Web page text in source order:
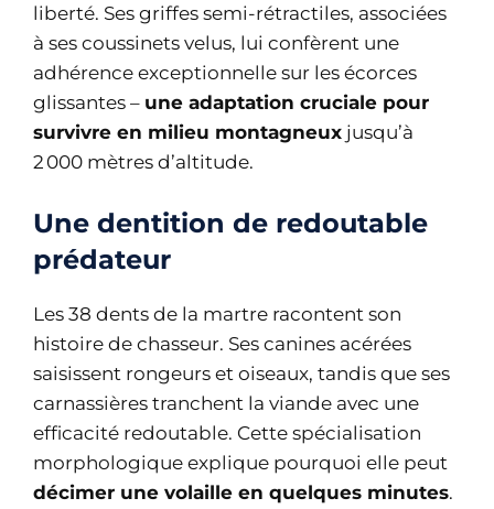
liberté. Ses griffes semi-rétractiles, associées
à ses coussinets velus, lui confèrent une
adhérence exceptionnelle sur les écorces
glissantes – une adaptation cruciale pour
survivre en milieu montagneux jusqu’à
2 000 mètres d’altitude.
Une dentition de redoutable
prédateur
Les 38 dents de la martre racontent son
histoire de chasseur. Ses canines acérées
saisissent rongeurs et oiseaux, tandis que ses
carnassières tranchent la viande avec une
efficacité redoutable. Cette spécialisation
morphologique explique pourquoi elle peut
décimer une volaille en quelques minutes.